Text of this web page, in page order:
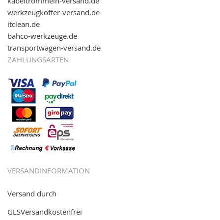
werkzeugkoffer-versand.de
itclean.de
bahco-werkzeuge.de
transportwagen-versand.de
ZAHLUNGSARTEN
VERSANDINFORMATION
Versand durch
GLSVersandkostenfrei